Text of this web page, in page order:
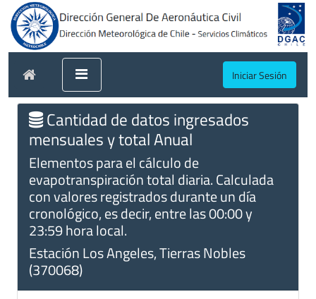
Iniciar Sesión
Cantidad de datos ingresados
mensuales y total Anual
Elementos para el cálculo de
evapotranspiración total diaria. Calculada
con valores registrados durante un día
cronológico, es decir, entre las 00:00 y
23:59 hora local.
Estación Los Angeles, Tierras Nobles
(370068)